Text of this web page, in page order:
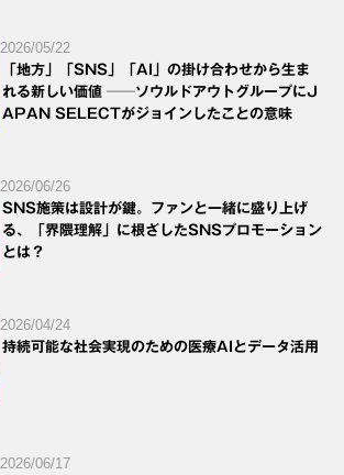
2026/05/22
「地方」「SNS」「AI」の掛け合わせから生ま
れる新しい価値 ──ソウルドアウトグループにJ
APAN SELECTがジョインしたことの意味
2026/06/26
SNS施策は設計が鍵。ファンと一緒に盛り上げ
る、「界隈理解」に根ざしたSNSプロモーション
とは？
2026/04/24
持続可能な社会実現のための医療AIとデータ活用
2026/06/17